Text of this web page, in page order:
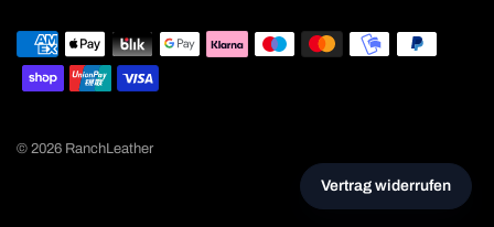
© 2026 RanchLeather
Vertrag widerrufen